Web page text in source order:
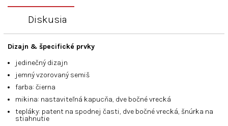
Diskusia
Dizajn & špecifické prvky
jedinečný dizajn
jemný vzorovaný semiš
farba: čierna
mikina: nastaviteľná kapucňa, dve bočné vrecká
tepláky: patent na spodnej časti, dve bočné vrecká, šnúrka na
stiahnutie